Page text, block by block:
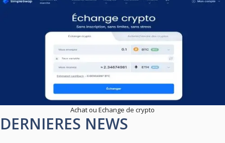
Achat ou Echange de crypto
DERNIERES NEWS